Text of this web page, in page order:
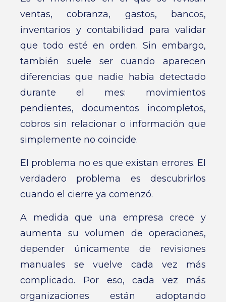
ventas, cobranza, gastos, bancos,
inventarios y contabilidad para validar
que todo esté en orden. Sin embargo,
también suele ser cuando aparecen
diferencias que nadie había detectado
durante el mes: movimientos
pendientes, documentos incompletos,
cobros sin relacionar o información que
simplemente no coincide.
El problema no es que existan errores. El
verdadero problema es descubrirlos
cuando el cierre ya comenzó.
A medida que una empresa crece y
aumenta su volumen de operaciones,
depender únicamente de revisiones
manuales se vuelve cada vez más
complicado. Por eso, cada vez más
organizaciones están adoptando